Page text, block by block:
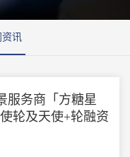
讯
服务商「方糖星
轮及天使+轮融资